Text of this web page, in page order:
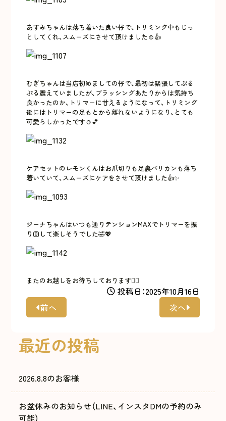
あすみちゃんは落ち着いた良い仔で、トリミング中もじっ
としてくれ、スムーズにさせて頂けました☺️👍
むぎちゃんは当店初めましての仔で、最初は緊張してぷる
ぷる震えていましたが、ブラッシングあたりからは気持ち
良かったのか、トリマーに甘えるようになって、トリミング
後にはトリマーの足もとから離れないようになり、とても
可愛らしかったです☺️💕
ケアセットのレモンくんはお爪切りも足裏バリカンも落ち
着いていて、スムーズにケアをさせて頂けました👍✨
ジーナちゃんはいつも通りテンションMAXでトリマーを振
り回して楽しそうでした🤣💖
またのお越しをお待ちしております🙇‍♀️
投稿日：2025年10月16日
前へ
次へ
最近の投稿
2026.8.8のお客様
お盆休みのお知らせ（LINE、インスタDMの予約のみ
可能）